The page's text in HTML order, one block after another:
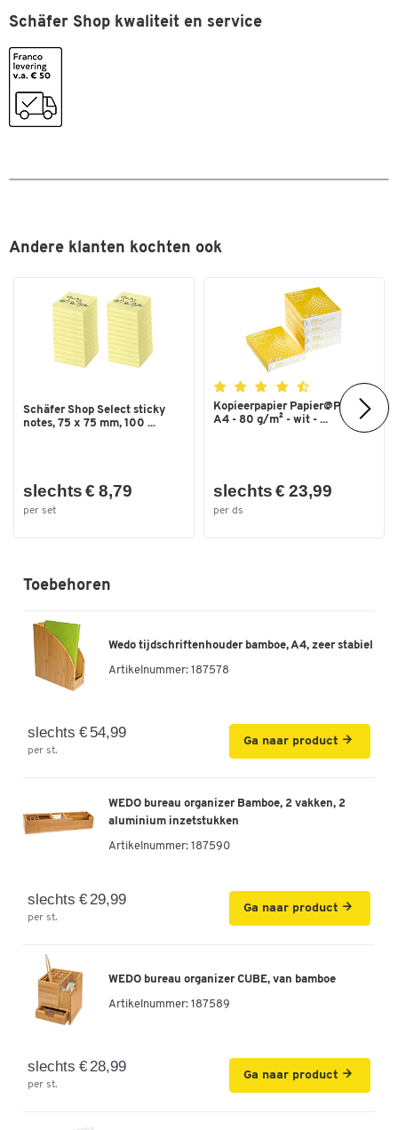
Schäfer Shop kwaliteit en service
Andere klanten kochten ook
Schäfer Shop Select sticky
notes, 75 x 75 mm, 100 ...
slechts € 8,79
per set
Kopieerpapier Papier@Print -
A4 - 80 g/m² - wit - ...
slechts € 23,99
per ds
Toebehoren
Wedo tijdschriftenhouder bamboe, A4, zeer stabiel
Artikelnummer: 187578
slechts € 54,99
per st.
Ga naar product
WEDO bureau organizer Bamboe, 2 vakken, 2
aluminium inzetstukken
Artikelnummer: 187590
slechts € 29,99
per st.
Ga naar product
WEDO bureau organizer CUBE, van bamboe
Artikelnummer: 187589
slechts € 28,99
per st.
Ga naar product
Dubbelklik om in te zoomen